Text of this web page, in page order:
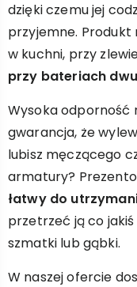
dzięki czemu jej
przyjemne. Produkt
w kuchni, przy
przy bateriach
Wysoka odporność
gwarancja, że
lubisz męczącego
armatury?
łatwy do
przetrzeć ją co
szmatki lub gąbki.
W naszej ofercie